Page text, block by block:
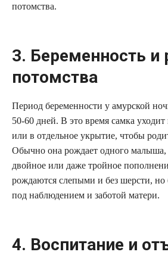
потомства.
3. Беременность и
потомства
Период беременности у амурской
50-60 дней. В это время самка
или в отдельное укрытие, чтобы
Обычно она рождает одного малыша,
двойное или даже тройное
рождаются слепыми и без шерсти, но
под наблюдением и заботой матери.
4. Воспитание и